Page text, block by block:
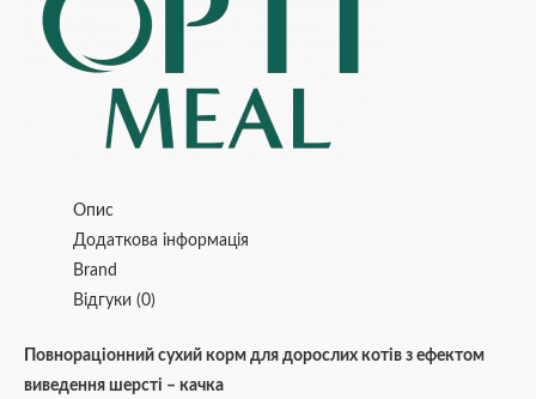
Опис
Додаткова інформація
Brand
Відгуки (0)
Повнораціонний сухий корм для дорослих котів з ефектом
виведення шерсті – качка